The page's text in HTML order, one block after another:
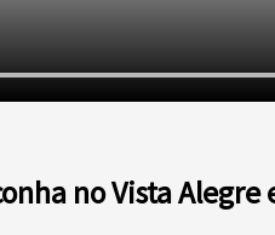
no Vista